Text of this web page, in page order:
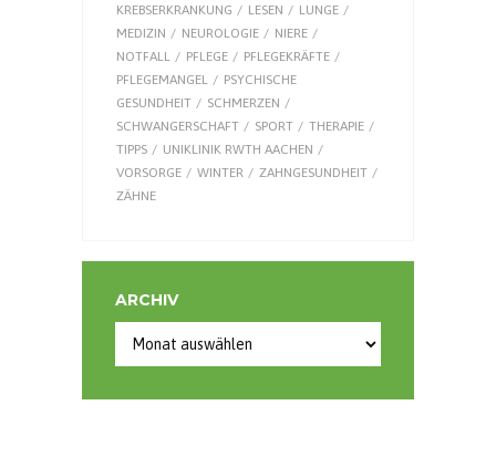
KREBSERKRANKUNG
LESEN
LUNGE
MEDIZIN
NEUROLOGIE
NIERE
NOTFALL
PFLEGE
PFLEGEKRÄFTE
PFLEGEMANGEL
PSYCHISCHE
GESUNDHEIT
SCHMERZEN
SCHWANGERSCHAFT
SPORT
THERAPIE
TIPPS
UNIKLINIK RWTH AACHEN
VORSORGE
WINTER
ZAHNGESUNDHEIT
ZÄHNE
ARCHIV